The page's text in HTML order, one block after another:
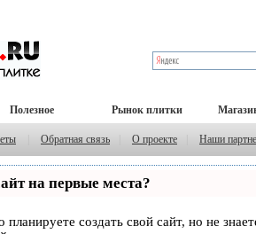
Полезное Рынок плитки
Обратная связь О проекте Наши
на первые места?
планируете создать свой сайт, но не